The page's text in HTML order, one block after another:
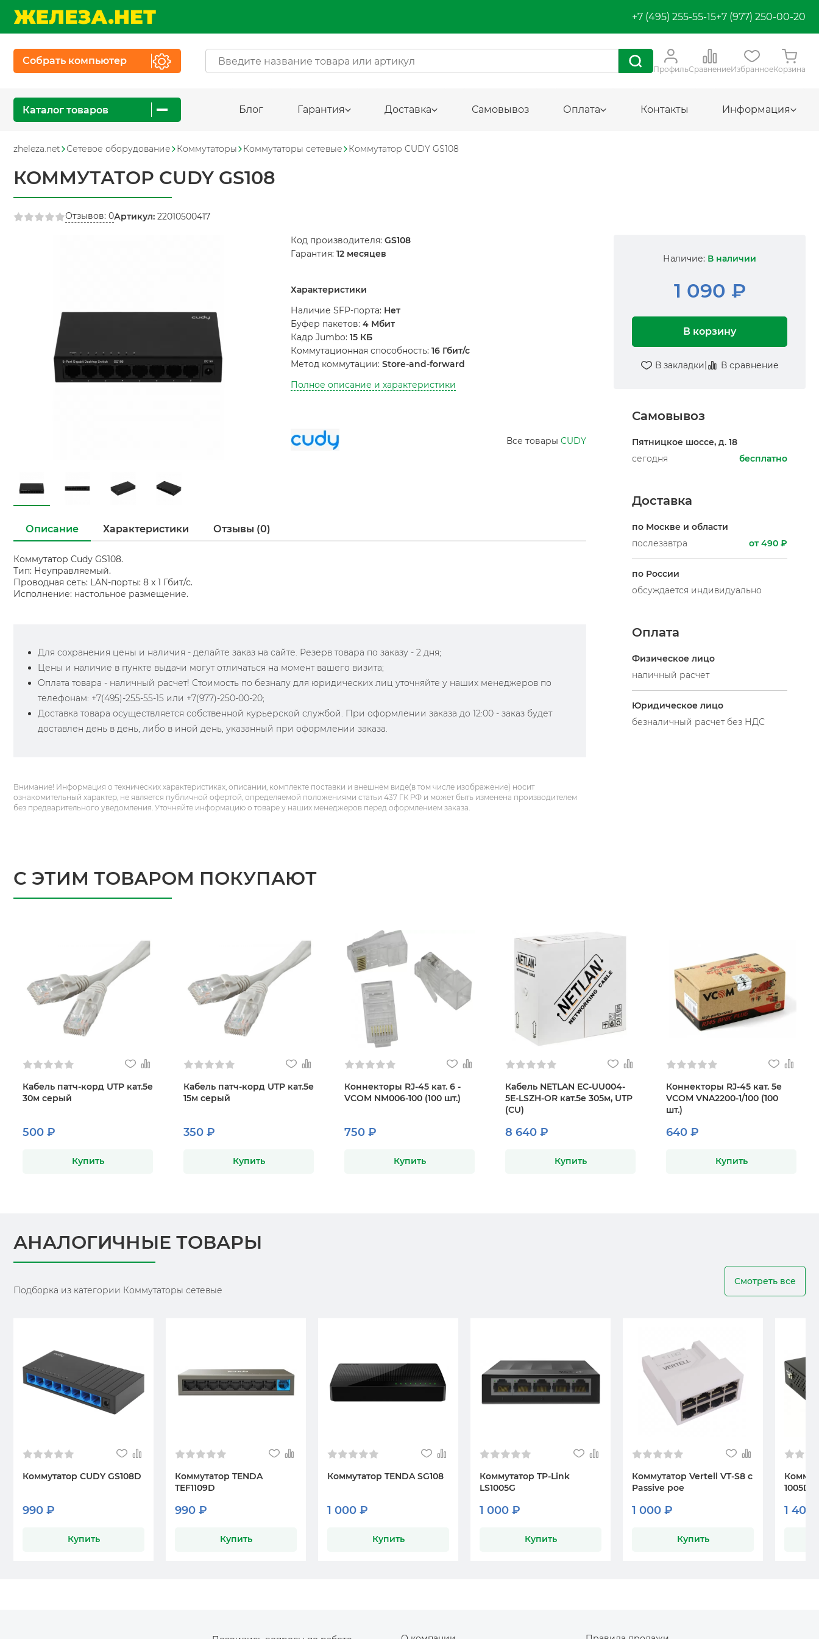
+7 (495) 255-55-15+7 (977) 250-00-20
Собрать компьютер
ПрофильСравнениеИзбранноеКорзина
Каталог товаров Блог Гарантия Доставка Самовывоз Оплата Контакты Информация
zheleza.net Сетевое оборудование Коммутаторы Коммутаторы сетевые Коммутатор CUDY GS108
КОММУТАТОР CUDY GS108
Отзывов: 0Артикул: 22010500417
Код производителя: GS108
Гарантия: 12 месяцев
Характеристики
Наличие SFP-порта: Нет
Буфер пакетов: 4 Мбит
Кадр Jumbo: 15 КБ
Коммутационная способность: 16 Гбит/с
Метод коммутации: Store-and-forward
Полное описание и характеристики
Все товары CUDY
Наличие: В наличии
1 090 ₽
В корзину
В закладки| В сравнение
Самовывоз
Пятницкое шоссе, д. 18
сегодня
бесплатно
Доставка
по Москве и области
послезавтра
от 490 ₽
по России
обсуждается индивидуально
Оплата
Физическое лицо
наличный расчет
Юридическое лицо
безналичный расчет без НДС
Описание Характеристики Отзывы (0)
Коммутатор Cudy GS108.
Тип: Неуправляемый.
Проводная сеть: LAN-порты: 8 x 1 Гбит/с.
Исполнение: настольное размещение.
Для сохранения цены и наличия - делайте заказ на сайте. Резерв товара по заказу - 2 дня;
Цены и наличие в пункте выдачи могут отличаться на момент вашего визита;
Оплата товара - наличный расчет! Стоимость по безналу для юридических лиц уточняйте у наших менеджеров по
телефонам: +7(495)-255-55-15 или +7(977)-250-00-20;
Доставка товара осуществляется собственной курьерской службой. При оформлении заказа до 12:00 - заказ будет
доставлен день в день, либо в иной день, указанный при оформлении заказа.
Внимание! Информация о технических характеристиках, описании, комплекте поставки и внешнем виде(в том числе изображение) носит
ознакомительный характер, не является публичной офертой, определяемой положениями статьи 437 ГК РФ и может быть изменена производителем
без предварительного уведомления. Уточняйте информацию о товаре у наших менеджеров перед оформлением заказа.
С ЭТИМ ТОВАРОМ ПОКУПАЮТ
Кабель патч-корд UTP кат.5е
30м серый
500 ₽
Купить
Кабель патч-корд UTP кат.5e
15м серый
350 ₽
Купить
Коннекторы RJ-45 кат. 6 -
VCOM NM006-100 (100 шт.)
750 ₽
Купить
Кабель NETLAN EC-UU004-
5E-LSZH-OR кат.5е 305м, UTP
(CU)
8 640 ₽
Купить
Коннекторы RJ-45 кат. 5е
VCOM VNA2200-1/100 (100
шт.)
640 ₽
Купить
АНАЛОГИЧНЫЕ ТОВАРЫ
Подборка из категории Коммутаторы сетевые
Смотреть все
Коммутатор CUDY GS108D
990 ₽
Купить
Коммутатор TENDA
TEF1109D
990 ₽
Купить
Коммутатор TENDA SG108
1 000 ₽
Купить
Коммутатор TP-Link
LS1005G
1 000 ₽
Купить
Коммутатор Vertell VT-S8 c
Passive poe
1 000 ₽
Купить
1005D
1 400